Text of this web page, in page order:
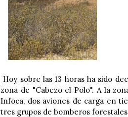
Hoy sobre las 13 horas ha sido
zona de "Cabezo el Polo". A la
Infoca, dos aviones de carga en
tres grupos de bomberos